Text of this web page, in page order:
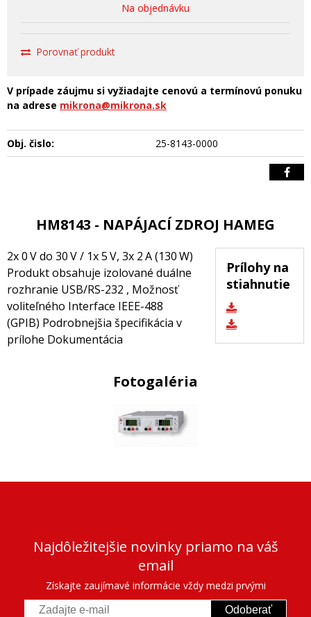
Na objednávku
Porovnať produkt
V prípade záujmu si vyžiadajte cenovú a termínovú ponuku
na adrese mikrona@mikrona.sk
Obj. čislo: 25-8143-0000
HM8143 - NAPÁJACÍ ZDROJ HAMEG
Prílohy na
stiahnutie
2x 0 V do 30 V / 1x 5 V, 3x 2 A (130 W)
Produkt obsahuje izolované duálne
rozhranie USB/RS-232 , Možnosť
voliteľného Interface IEEE-488
(GPIB) Podrobnejšia špecifikácia v
prílohe Dokumentácia
Fotogaléria
Najdôležitejšie novinky priamo na váš
email
Získajte zaujímavé informácie vždy medzi prvými
Odoberať